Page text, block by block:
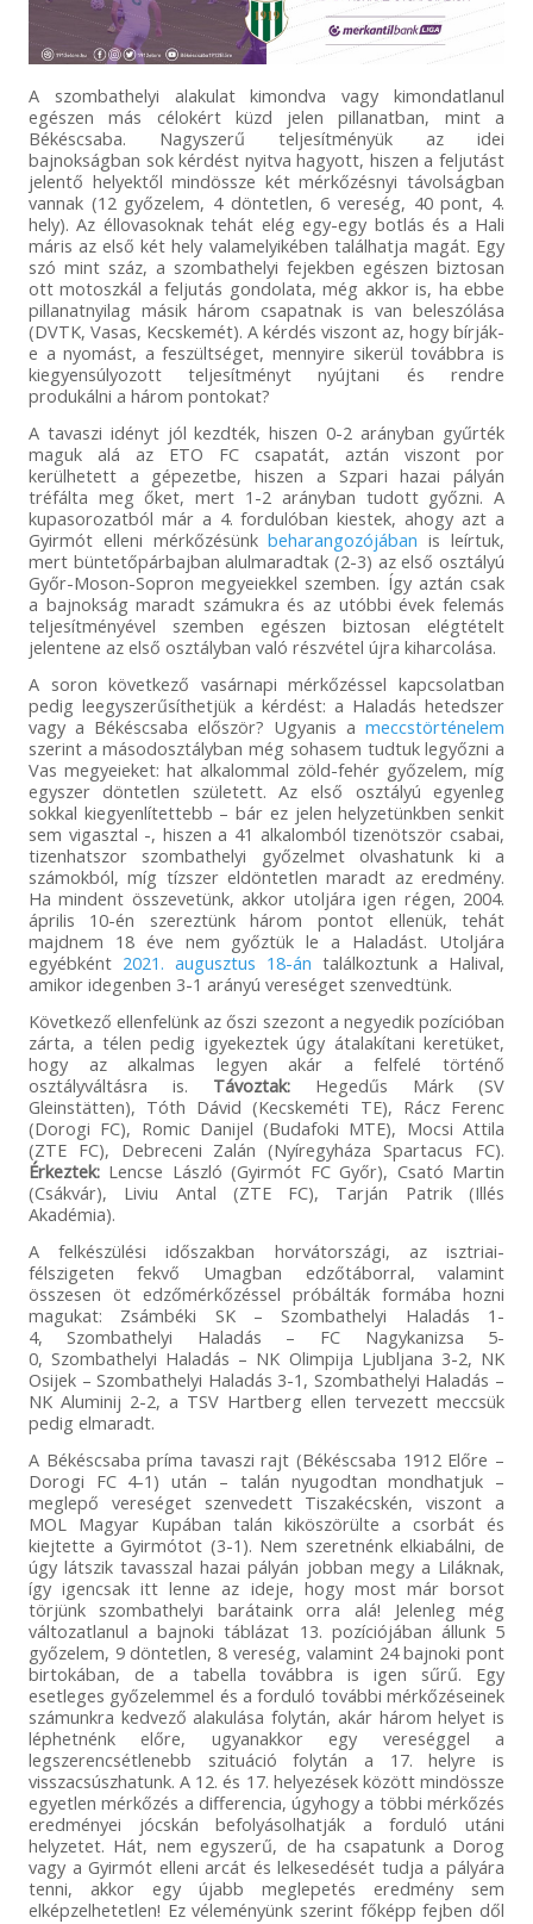
A szombathelyi alakulat kimondva vagy kimondatlanul
egészen más célokért küzd jelen pillanatban, mint a
Békéscsaba. Nagyszerű teljesítményük az idei
bajnokságban sok kérdést nyitva hagyott, hiszen a feljutást
jelentő helyektől mindössze két mérkőzésnyi távolságban
vannak (12 győzelem, 4 döntetlen, 6 vereség, 40 pont, 4.
hely). Az éllovasoknak tehát elég egy-egy botlás és a Hali
máris az első két hely valamelyikében találhatja magát. Egy
szó mint száz, a szombathelyi fejekben egészen biztosan
ott motoszkál a feljutás gondolata, még akkor is, ha ebbe
pillanatnyilag másik három csapatnak is van beleszólása
(DVTK, Vasas, Kecskemét). A kérdés viszont az, hogy bírják-
e a nyomást, a feszültséget, mennyire sikerül továbbra is
kiegyensúlyozott teljesítményt nyújtani és rendre
produkálni a három pontokat?
A tavaszi idényt jól kezdték, hiszen 0-2 arányban gyűrték
maguk alá az ETO FC csapatát, aztán viszont por
kerülhetett a gépezetbe, hiszen a Szpari hazai pályán
tréfálta meg őket, mert 1-2 arányban tudott győzni. A
kupasorozatból már a 4. fordulóban kiestek, ahogy azt a
Gyirmót elleni mérkőzésünkbeharangozójában is leírtuk,
mert büntetőpárbajban alulmaradtak (2-3) az első osztályú
Győr-Moson-Sopron megyeiekkel szemben. Így aztán csak
a bajnokság maradt számukra és az utóbbi évek felemás
teljesítményével szemben egészen biztosan elégtételt
jelentene az első osztályban való részvétel újra kiharcolása.
A soron következő vasárnapi mérkőzéssel kapcsolatban
pedig leegyszerűsíthetjük a kérdést: a Haladás hetedszer
vagy a Békéscsaba először? Ugyanis ameccstörténelem
szerint a másodosztályban még sohasem tudtuk legyőzni a
Vas megyeieket: hat alkalommal zöld-fehér győzelem, míg
egyszer döntetlen született. Az első osztályú egyenleg
sokkal kiegyenlítettebb – bár ez jelen helyzetünkben senkit
sem vigasztal -, hiszen a 41 alkalomból tizenötször csabai,
tizenhatszor szombathelyi győzelmet olvashatunk ki a
számokból, míg tízszer eldöntetlen maradt az eredmény.
Ha mindent összevetünk, akkor utoljára igen régen, 2004.
április 10-én szereztünk három pontot ellenük, tehát
majdnem 18 éve nem győztük le a Haladást. Utoljára
egyébként 2021. augusztus 18-án találkoztunk a Halival,
amikor idegenben 3-1 arányú vereséget szenvedtünk.
Következő ellenfelünk az őszi szezont a negyedik pozícióban
zárta, a télen pedig igyekeztek úgy átalakítani keretüket,
hogy az alkalmas legyen akár a felfelé történő
osztályváltásra is. Távoztak:Hegedűs Márk (SV
Gleinstätten), Tóth Dávid (Kecskeméti TE), Rácz Ferenc
(Dorogi FC), Romic Danijel (Budafoki MTE), Mocsi Attila
(ZTE FC), Debreceni Zalán (Nyíregyháza Spartacus FC).
Érkeztek:Lencse László (Gyirmót FC Győr), Csató Martin
(Csákvár), Liviu Antal (ZTE FC), Tarján Patrik (Illés
Akadémia).
A felkészülési időszakban horvátországi, az isztriai-
félszigeten fekvő Umagban edzőtáborral, valamint
összesen öt edzőmérkőzéssel próbálták formába hozni
magukat: Zsámbéki SK – Szombathelyi Haladás 1-
4, Szombathelyi Haladás – FC Nagykanizsa 5-
0, Szombathelyi Haladás – NK Olimpija Ljubljana 3-2, NK
Osijek – Szombathelyi Haladás 3-1, Szombathelyi Haladás –
NK Aluminij 2-2, a TSV Hartberg ellen tervezett meccsük
pedig elmaradt.
A Békéscsaba príma tavaszi rajt (Békéscsaba 1912 Előre –
Dorogi FC 4-1) után – talán nyugodtan mondhatjuk –
meglepő vereséget szenvedett Tiszakécskén, viszont a
MOL Magyar Kupában talán kiköszörülte a csorbát és
kiejtette a Gyirmótot (3-1). Nem szeretnénk elkiabálni, de
úgy látszik tavasszal hazai pályán jobban megy a Liláknak,
így igencsak itt lenne az ideje, hogy most már borsot
törjünk szombathelyi barátaink orra alá! Jelenleg még
változatlanul a bajnoki táblázat 13. pozíciójában állunk 5
győzelem, 9 döntetlen, 8 vereség, valamint 24 bajnoki pont
birtokában, de a tabella továbbra is igen sűrű. Egy
esetleges győzelemmel és a forduló további mérkőzéseinek
számunkra kedvező alakulása folytán, akár három helyet is
léphetnénk előre, ugyanakkor egy vereséggel a
legszerencsétlenebb szituáció folytán a 17. helyre is
visszacsúszhatunk. A 12. és 17. helyezések között mindössze
egyetlen mérkőzés a differencia, úgyhogy a többi mérkőzés
eredményei jócskán befolyásolhatják a forduló utáni
helyzetet. Hát, nem egyszerű, de ha csapatunk a Dorog
vagy a Gyirmót elleni arcát és lelkesedését tudja a pályára
tenni, akkor egy újabb meglepetés eredmény sem
elképzelhetetlen! Ez véleményünk szerint főképp fejben dől